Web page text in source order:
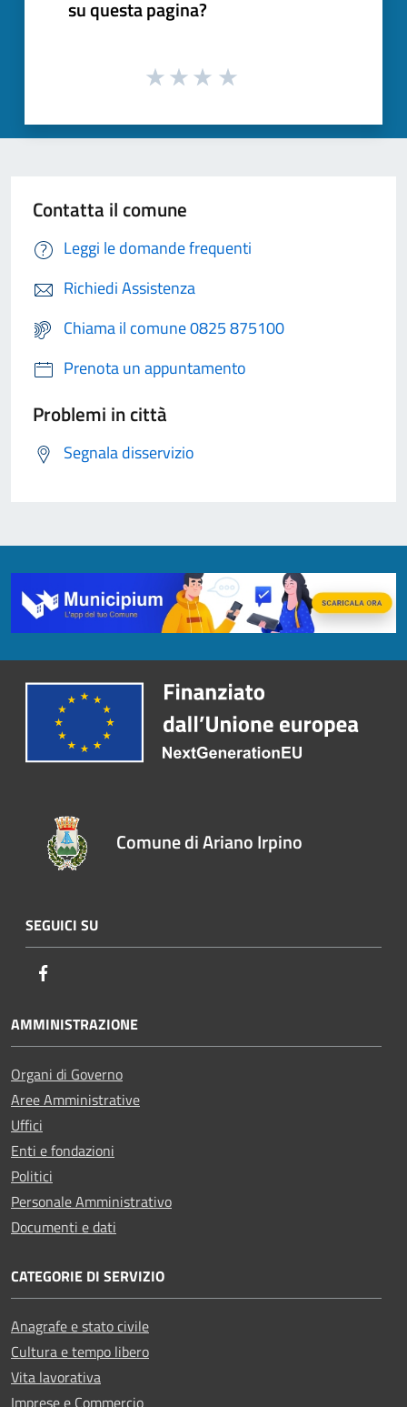
su questa pagina?
Contatta il comune
Leggi le domande frequenti
Richiedi Assistenza
Chiama il comune 0825 875100
Prenota un appuntamento
Problemi in città
Segnala disservizio
Comune di Ariano Irpino
SEGUICI SU
AMMINISTRAZIONE
Organi di Governo
Aree Amministrative
Uffici
Enti e fondazioni
Politici
Personale Amministrativo
Documenti e dati
CATEGORIE DI SERVIZIO
Anagrafe e stato civile
Cultura e tempo libero
Vita lavorativa
Imprese e Commercio